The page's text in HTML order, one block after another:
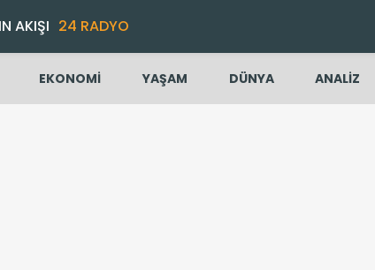
AKIŞI 24 RADYO
EKONOMİ YAŞAM DÜNYA ANALİZ